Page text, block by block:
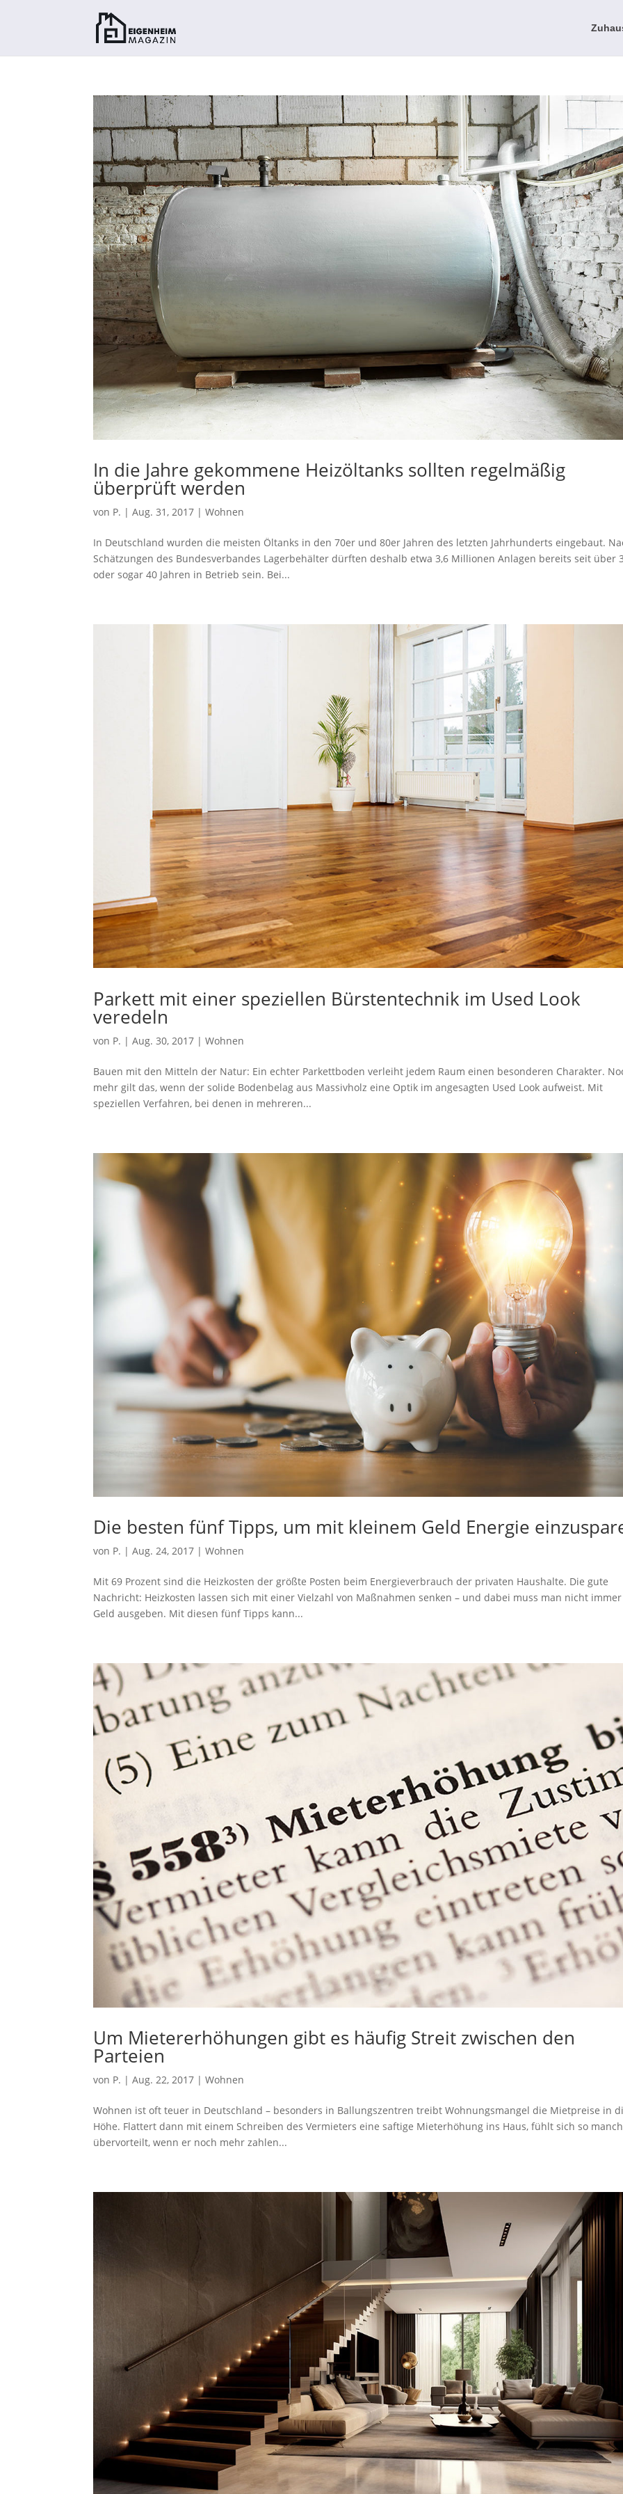
In die Jahre gekommene Heizöltanks sollten regelmäßig
überprüft werden
von P. |Aug. 31, 2017 |Wohnen
In Deutschland wurden die meisten Öltanks in den 70er und 80er Jahren des letzten Jahrhunderts eingebaut.
Schätzungen des Bundesverbandes Lagerbehälter dürften deshalb etwa 3,6 Millionen Anlagen bereits seit über
oder sogar 40 Jahren in Betrieb sein. Bei...
Parkett mit einer speziellen Bürstentechnik im Used Look
veredeln
von P. |Aug. 30, 2017 |Wohnen
Bauen mit den Mitteln der Natur: Ein echter Parkettboden verleiht jedem Raum einen besonderen Charakter.
mehr gilt das, wenn der solide Bodenbelag aus Massivholz eine Optik im angesagten Used Look aufweist. Mit
speziellen Verfahren, bei denen in mehreren...
Die besten fünf Tipps, um mit kleinem Geld Energie
von P. |Aug. 24, 2017 |Wohnen
Mit 69 Prozent sind die Heizkosten der größte Posten beim Energieverbrauch der privaten Haushalte. Die gute
Nachricht: Heizkosten lassen sich mit einer Vielzahl von Maßnahmen senken – und dabei muss man nicht
Geld ausgeben. Mit diesen fünf Tipps kann...
Um Mietererhöhungen gibt es häufig Streit zwischen den
Parteien
von P. |Aug. 22, 2017 |Wohnen
Wohnen ist oft teuer in Deutschland – besonders in Ballungszentren treibt Wohnungsmangel die Mietpreise in
Höhe. Flattert dann mit einem Schreiben des Vermieters eine saftige Mieterhöhung ins Haus, fühlt sich so
übervorteilt, wenn er noch mehr zahlen...